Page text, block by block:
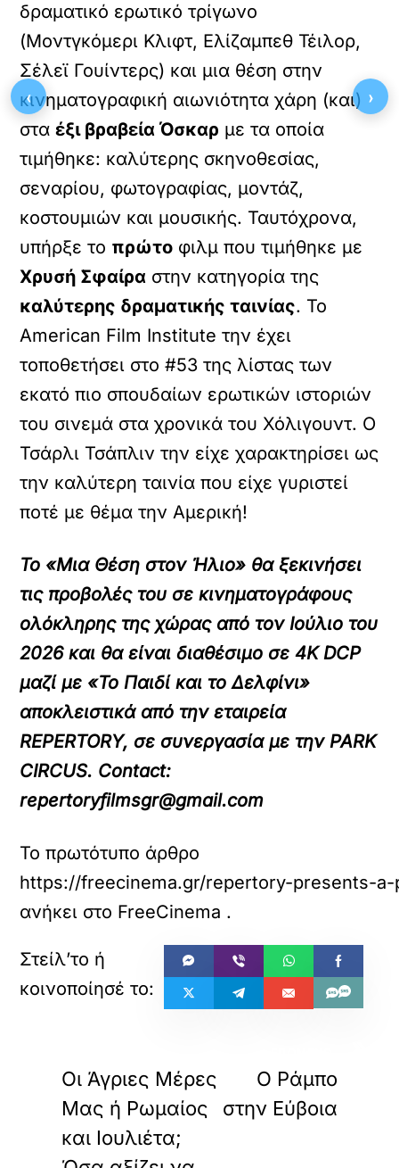
δραματικό ερωτικό τρίγωνο
(Μοντγκόμερι Κλιφτ, Ελίζαμπεθ Τέιλορ,
Σέλεϊ Γουίντερς) και μια θέση στην
κινηματογραφική αιωνιότητα χάρη (και)
σταέξι βραβεία Όσκαρ με τα οποία
τιμήθηκε: καλύτερης σκηνοθεσίας,
σεναρίου, φωτογραφίας, μοντάζ,
κοστουμιών και μουσικής. Ταυτόχρονα,
υπήρξε το πρώτο φιλμ που τιμήθηκε με
Χρυσή Σφαίρα στην κατηγορία της
καλύτερης δραματικής ταινίας. Το
American Film Institute την έχει
τοποθετήσει στο #53 της λίστας των
εκατό πιο σπουδαίων ερωτικών ιστοριών
του σινεμά στα χρονικά του Χόλιγουντ. Ο
Τσάρλι Τσάπλιν την είχε χαρακτηρίσει ως
την καλύτερη ταινία που είχε γυριστεί
ποτέ με θέμα την Αμερική!
Το «Μια Θέση στον Ήλιο» θα ξεκινήσει
τις προβολές του σε κινηματογράφους
ολόκληρης της χώρας από τον Ιούλιο του
2026 και θα είναι διαθέσιμο σε 4K DCP
μαζί με «Το Παιδί και το Δελφίνι»
αποκλειστικά από την εταιρεία
REPERTORY, σε συνεργασία με την PARK
CIRCUS. Contact:
repertoryfilmsgr@gmail.com
Το πρωτότυπο άρθρο
https://freecinema.gr/repertory-presents-
ανήκει στο FreeCinema .
Οι Άγριες Μέρες
Μας ή Ρωμαίος
και Ιουλιέτα;
Ο Ράμπο
στην Εύβοια
‹ ›